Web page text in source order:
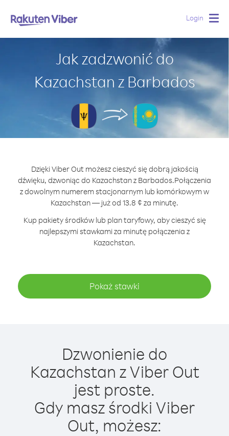
Login
Jak zadzwonić do
Kazachstan z Barbados
Dzięki Viber Out możesz cieszyć się dobrą jakością
dźwięku, dzwoniąc do Kazachstan z Barbados.Połączenia
z dowolnym numerem stacjonarnym lub komórkowym w
Kazachstan — już od 13.8 ¢ za minutę.
Kup pakiety środków lub plan taryfowy, aby cieszyć się
najlepszymi stawkami za minutę połączenia z
Kazachstan.
Pokaż stawki
Dzwonienie do
Kazachstan z Viber Out
jest proste.
Gdy masz środki Viber
Out, możesz: